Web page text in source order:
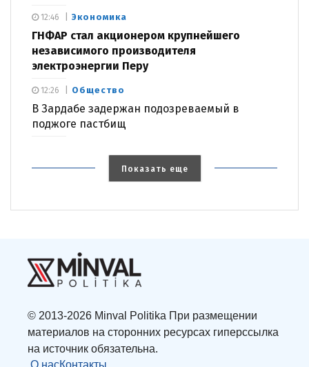
Экономика
ГНФАР стал акционером крупнейшего
независимого производителя
электроэнергии Перу
12:46
Общество
В Зардабе задержан подозреваемый в
поджоге пастбищ
12:26
Показать еще
© 2013-2026 Minval Politika При размещении
материалов на сторонних ресурсах гиперссылка
на источник обязательна.
О насКонтакты